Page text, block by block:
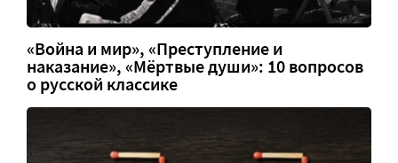
«Война и мир», «Преступление и
наказание», «Мёртвые души»: 10 вопросов
о русской классике